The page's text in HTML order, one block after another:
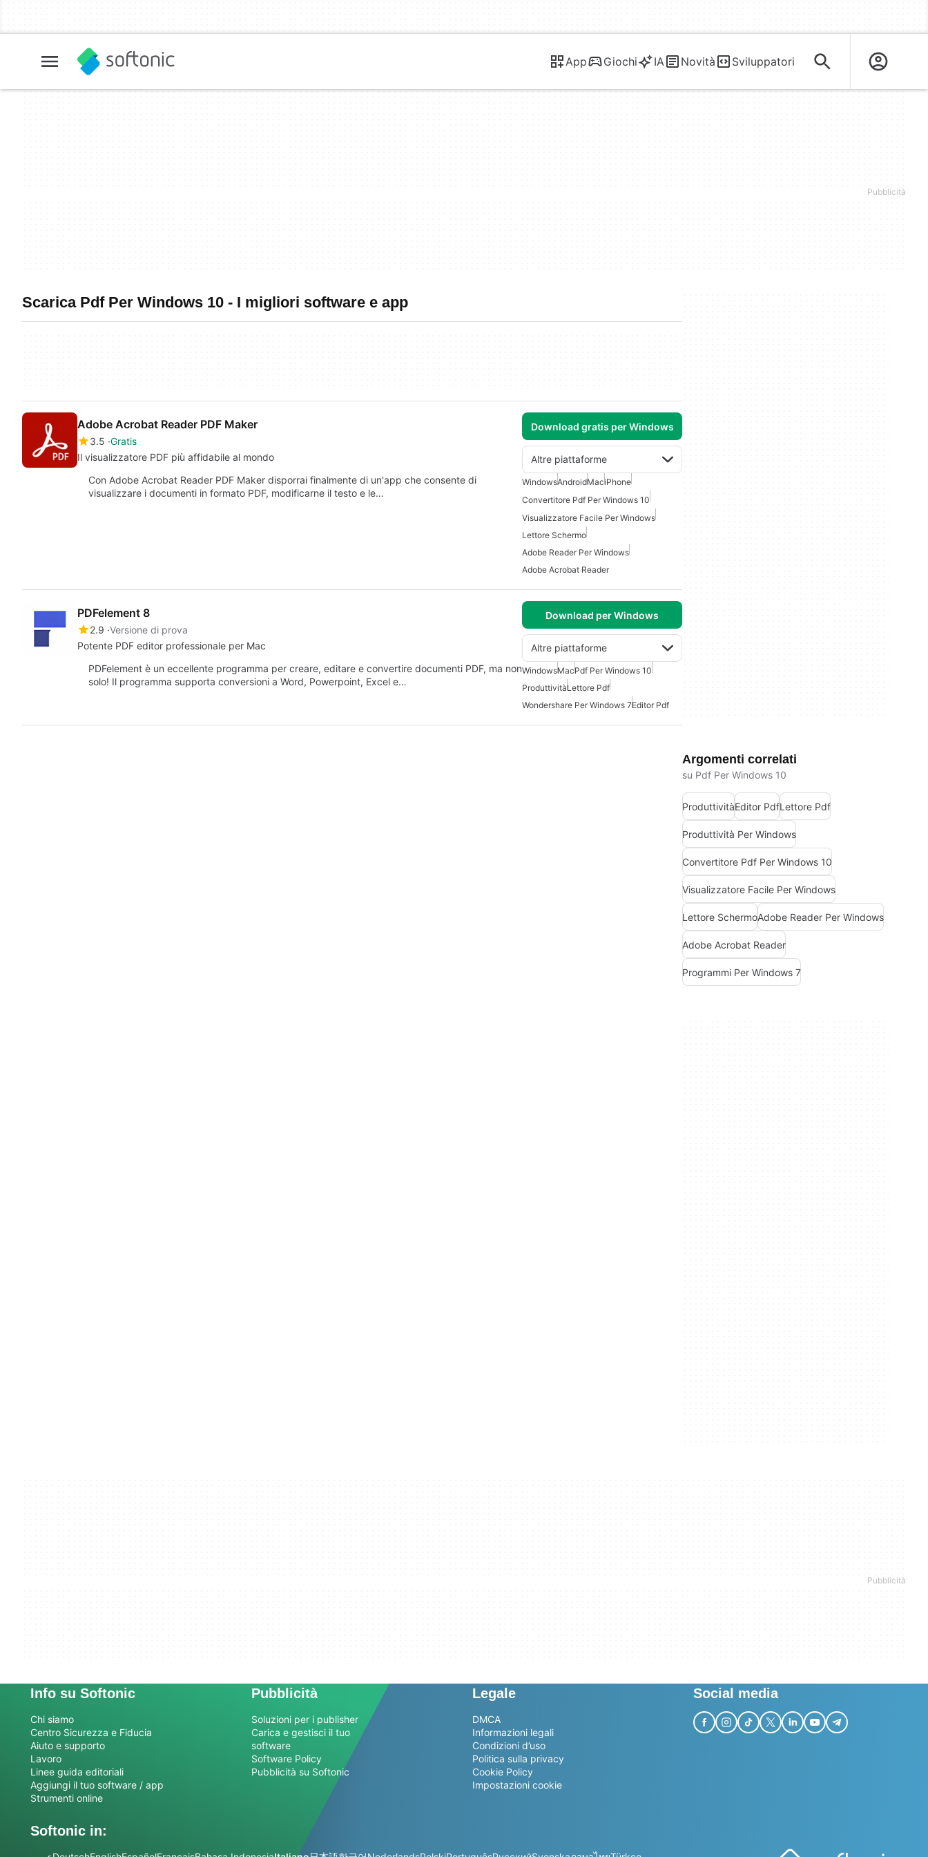
App Giochi IA Novità Sviluppatori
Scarica Pdf Per Windows 10 - I migliori software e app
Adobe Acrobat Reader PDF Maker
3.5 Gratis
Il visualizzatore PDF più affidabile al mondo
Download gratis per Windows
Altre piattaforme
Con Adobe Acrobat Reader PDF Maker disporrai finalmente di un'app che consente di
visualizzare i documenti in formato PDF, modificarne il testo e le…
WindowsAndroidMaciPhone
Convertitore Pdf Per Windows 10
Visualizzatore Facile Per Windows
Lettore Schermo
Adobe Reader Per Windows
Adobe Acrobat Reader
PDFelement 8
2.9 Versione di prova
Potente PDF editor professionale per Mac
Download per Windows
Altre piattaforme
PDFelement è un eccellente programma per creare, editare e convertire documenti PDF, ma non
solo! Il programma supporta conversioni a Word, Powerpoint, Excel e…
WindowsMacPdf Per Windows 10
ProduttivitàLettore Pdf
Wondershare Per Windows 7Editor Pdf
Argomenti correlati
su Pdf Per Windows 10
ProduttivitàEditor PdfLettore Pdf
Produttività Per Windows
Convertitore Pdf Per Windows 10
Visualizzatore Facile Per Windows
Lettore SchermoAdobe Reader Per Windows
Adobe Acrobat Reader
Programmi Per Windows 7
Info su Softonic
Chi siamo
Centro Sicurezza e Fiducia
Aiuto e supporto
Lavoro
Linee guida editoriali
Aggiungi il tuo software / app
Strumenti online
Pubblicità
Soluzioni per i publisher
Carica e gestisci il tuo
software
Software Policy
Pubblicità su Softonic
Legale
DMCA
Informazioni legali
Condizioni d’uso
Politica sulla privacy
Cookie Policy
Impostazioni cookie
Social media
Softonic in: